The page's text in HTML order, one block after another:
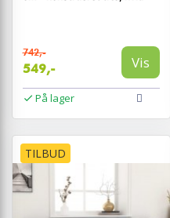
742,-
549,- Vis
På lager
TILBUD